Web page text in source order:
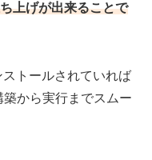
上げが出来ることで
トールされていれば
から実行までスムー